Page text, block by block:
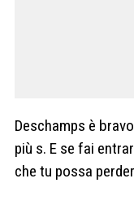
Deschamps è
più s. E se fai
che tu possa